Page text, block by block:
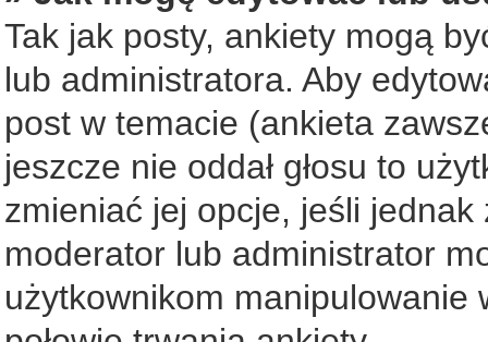
Tak jak posty, ankiety mogą
lub administratora. Aby
post w temacie (ankieta
jeszcze nie oddał głosu to
zmieniać jej opcje, jeśli jednak
moderator lub administrator
użytkownikom